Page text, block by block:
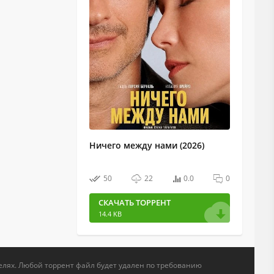
Ничего между нами (2026)
50 22 0.0 0
СКАЧАТЬ ТОРРЕНТ
14.4 KB
Любой торрент файл будет удален по требованию